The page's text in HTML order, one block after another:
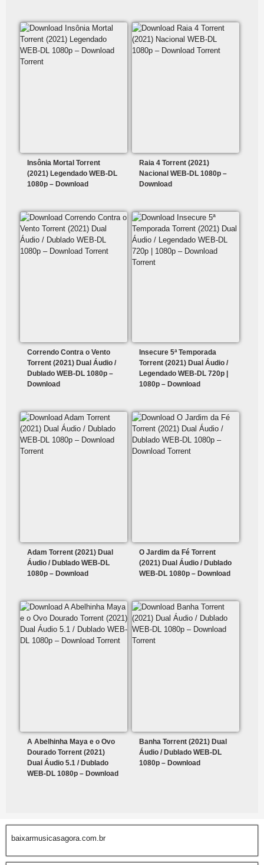
Insônia Mortal Torrent
(2021) Legendado WEB-DL
1080p – Download
Raia 4 Torrent (2021)
Nacional WEB-DL 1080p –
Download
Correndo Contra o Vento
Torrent (2021) Dual Áudio /
Dublado WEB-DL 1080p –
Download
Insecure 5ª Temporada
Torrent (2021) Dual Áudio /
Legendado WEB-DL 720p |
1080p – Download
Adam Torrent (2021) Dual
Áudio / Dublado WEB-DL
1080p – Download
O Jardim da Fé Torrent
(2021) Dual Áudio / Dublado
WEB-DL 1080p – Download
A Abelhinha Maya e o Ovo
Dourado Torrent (2021)
Dual Áudio 5.1 / Dublado
WEB-DL 1080p – Download
Banha Torrent (2021) Dual
Áudio / Dublado WEB-DL
1080p – Download
baixarmusicasagora.com.br